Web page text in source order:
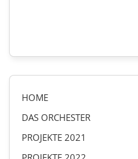
HOME
DAS ORCHESTER
PROJEKTE 2021